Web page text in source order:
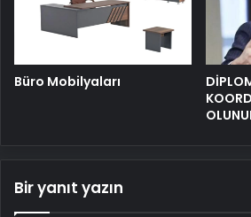
Büro Mobilyaları
Bir yanıt yazın